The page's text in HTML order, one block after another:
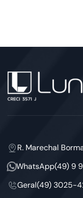
R. Marechal
WhatsApp(49) 9
Geral(49) 3025-